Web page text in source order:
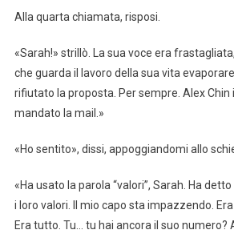
Alla quarta chiamata, risposi.
«Sarah!» strillò. La sua voce era
che guarda il lavoro della sua vita
rifiutato la proposta. Per sempre. Alex Chin
mandato la mail.»
«Ho sentito», dissi, appoggiandomi allo
«Ha usato la parola “valori”, Sarah. Ha
i loro valori. Il mio capo sta impazzendo.
Era tutto. Tu… tu hai ancora il suo numero?